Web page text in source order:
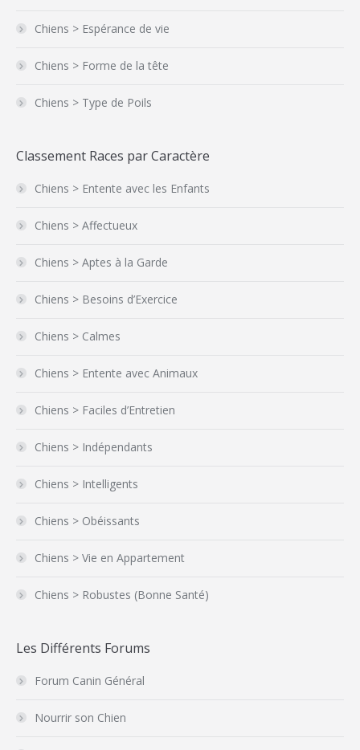
Chiens > Espérance de vie
Chiens > Forme de la tête
Chiens > Type de Poils
Classement Races par Caractère
Chiens > Entente avec les Enfants
Chiens > Affectueux
Chiens > Aptes à la Garde
Chiens > Besoins d’Exercice
Chiens > Calmes
Chiens > Entente avec Animaux
Chiens > Faciles d’Entretien
Chiens > Indépendants
Chiens > Intelligents
Chiens > Obéissants
Chiens > Vie en Appartement
Chiens > Robustes (Bonne Santé)
Les Différents Forums
Forum Canin Général
Nourrir son Chien